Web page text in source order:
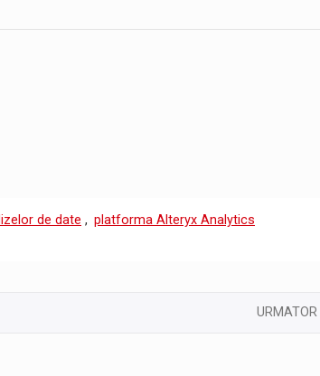
de date , platforma Alteryx Analytics
URMATOR